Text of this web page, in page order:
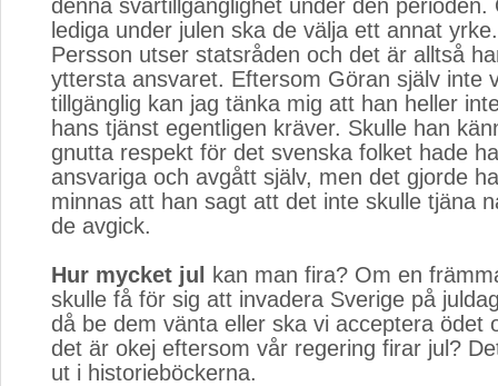
denna svårtillgänglighet under den perioden.
lediga under julen ska de välja ett annat
Persson utser statsråden och det är alltså
yttersta ansvaret. Eftersom Göran själv inte
tillgänglig kan jag tänka mig att han heller
hans tjänst egentligen kräver. Skulle han
gnutta respekt för det svenska folket hade
ansvariga och avgått själv, men det gjorde
minnas att han sagt att det inte skulle tjäna
de avgick.
Hur mycket jul
kan man fira? Om en
skulle få för sig att invadera Sverige på
då be dem vänta eller ska vi acceptera ödet
det är okej eftersom vår regering firar jul?
ut i historieböckerna.